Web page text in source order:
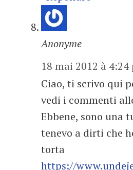
Anonyme
18 mai 2012 à 4:24
Ciao, ti scrivo qui
vedi i commenti
Ebbene, sono una
tenevo a dirti che
torta
https://